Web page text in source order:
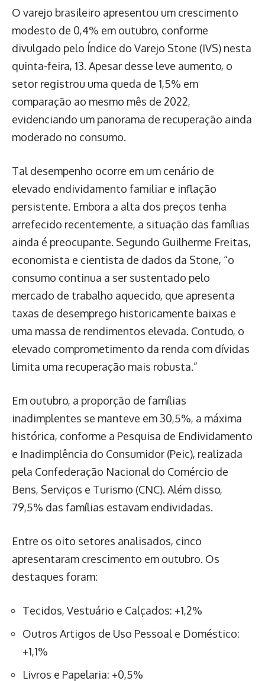
O varejo brasileiro apresentou um crescimento
modesto de 0,4% em outubro, conforme
divulgado pelo Índice do Varejo Stone (IVS) nesta
quinta-feira, 13. Apesar desse leve aumento, o
setor registrou uma queda de 1,5% em
comparação ao mesmo mês de 2022,
evidenciando um panorama de recuperação ainda
moderado no consumo.
Tal desempenho ocorre em um cenário de
elevado endividamento familiar e inflação
persistente. Embora a alta dos preços tenha
arrefecido recentemente, a situação das famílias
ainda é preocupante. Segundo Guilherme Freitas,
economista e cientista de dados da Stone, “o
consumo continua a ser sustentado pelo
mercado de trabalho aquecido, que apresenta
taxas de desemprego historicamente baixas e
uma massa de rendimentos elevada. Contudo, o
elevado comprometimento da renda com dívidas
limita uma recuperação mais robusta.”
Em outubro, a proporção de famílias
inadimplentes se manteve em 30,5%, a máxima
histórica, conforme a Pesquisa de Endividamento
e Inadimplência do Consumidor (Peic), realizada
pela Confederação Nacional do Comércio de
Bens, Serviços e Turismo (CNC). Além disso,
79,5% das famílias estavam endividadas.
Entre os oito setores analisados, cinco
apresentaram crescimento em outubro. Os
destaques foram:
Tecidos, Vestuário e Calçados: +1,2%
Outros Artigos de Uso Pessoal e Doméstico:
+1,1%
Livros e Papelaria: +0,5%